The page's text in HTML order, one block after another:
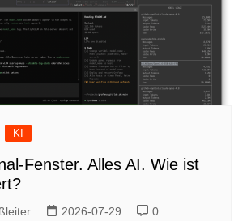
KI
Fenster. Alles AI. Wie ist
2026-07-29 0